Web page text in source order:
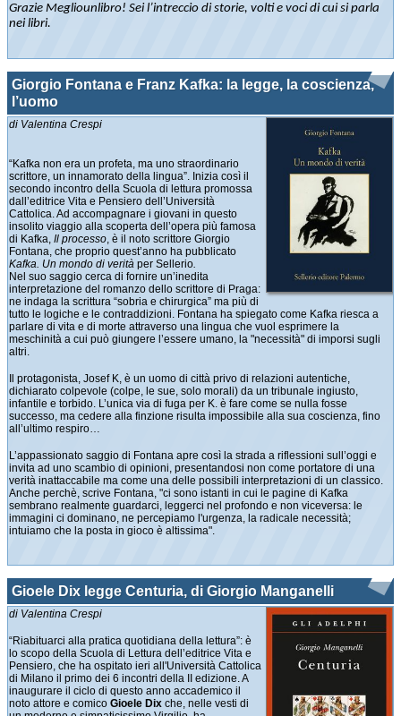
Grazie Megliounlibro! Sei l’intreccio di storie, volti e voci di cui si parla
nei libri.
Giorgio Fontana e Franz Kafka: la legge, la coscienza,
l’uomo
di Valentina Crespi
“Kafka non era un profeta, ma uno straordinario
scrittore, un innamorato della lingua”. Inizia così il
secondo incontro della Scuola di lettura promossa
dall’editrice Vita e Pensiero dell’Università
Cattolica. Ad accompagnare i giovani in questo
insolito viaggio alla scoperta dell’opera più famosa
di Kafka, Il processo , è il noto scrittore Giorgio
Fontana, che proprio quest’anno ha pubblicato
Kafka. Un mondo di verità per Sellerio
Nel suo saggio cerca di fornire un’inedita
interpretazione del romanzo dello scrittore di Praga:
ne indaga la scrittura “sobria e chirurgica” ma più di
tutto le logiche e le contraddizioni. Fontana ha spiegato come Kafka riesca a
parlare di vita e di morte attraverso una lingua che vuol esprimere la
meschinità a cui può giungere l’essere umano, la "necessità" di imporsi sugli
altri.
Il protagonista, Josef K, è un uomo di città privo di relazioni autentiche,
dichiarato colpevole (colpe, le sue, solo morali) da un tribunale ingiusto,
infantile e torbido. L’unica via di fuga per K. è fare come se nulla fosse
successo, ma cedere alla finzione risulta impossibile alla sua coscienza, fino
all’ultimo respiro…
L’appassionato saggio di Fontana apre così la strada a riflessioni sull’oggi e
invita ad uno scambio di opinioni, presentandosi non come portatore di una
verità inattaccabile ma come una delle possibili interpretazioni di un classico.
Anche perchè, scrive Fontana, "ci sono istanti in cui le pagine di Kafka
sembrano realmente guardarci, leggerci nel profondo e non viceversa: le
immagini ci dominano, ne percepiamo l'urgenza, la radicale necessità;
intuiamo che la posta in gioco è altissima".
Gioele Dix legge Centuria, di Giorgio Manganelli
di Valentina Crespi
“Riabituarci alla pratica quotidiana della lettura”: è
lo scopo della Scuola di Lettura dell’editrice Vita e
Pensiero, che ha ospitato ieri all'Università Cattolica
di Milano il primo dei 6 incontri della II edizione. A
inaugurare il ciclo di questo anno accademico il
noto attore e comico Gioele Dix che, nelle vesti di